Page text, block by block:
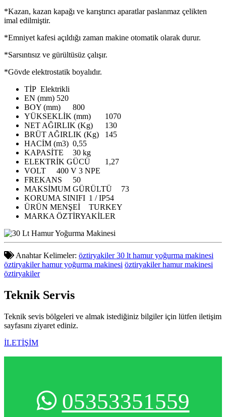
*Kazan, kazan kapağı ve karıştırıcı aparatlar paslanmaz çelikten
imal edilmiştir.
*Emniyet kafesi açıldığı zaman makine otomatik olarak durur.
*Sarsıntısız ve gürültüsüz çalışır.
*Gövde elektrostatik boyalıdır.
TİP Elektrikli
EN (mm) 520
BOY (mm)
800
YÜKSEKLİK (mm)
1070
NET AĞIRLIK (Kg)
130
BRÜT AĞIRLIK (Kg)
145
HACİM (m3) 0,55
KAPASİTE
30 kg
ELEKTRİK GÜCÜ
1,27
VOLT
400 V 3 NPE
FREKANS
50
MAKSİMUM GÜRÜLTÜ
73
KORUMA SINIFI 1 / IP54
ÜRÜN MENŞEİ
TURKEY
MARKA ÖZTİRYAKİLER
Anahtar Kelimeler: öztiryakiler 30 lt hamur yoğurma makinesi
öztiryakiler hamur yoğurma makinesi öztiryakiler hamur makinesi
öztiryakiler
Teknik Servis
Teknik sevis bölgeleri ve almak istediğiniz bilgiler için lütfen iletişim
sayfasını ziyaret ediniz.
İLETİŞİM
05353351559